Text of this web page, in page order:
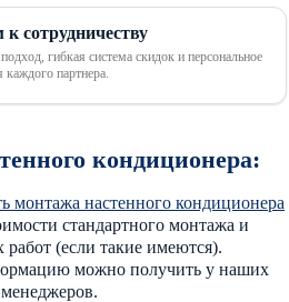
сотрудничеству
гибкая система скидок и персональное
партнера.
кондиционера:
монтажа настенного кондиционера
стандартного монтажа и
(если такие имеются).
можно получить у наших
менеджеров.